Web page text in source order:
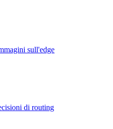
sull'edge
di routing